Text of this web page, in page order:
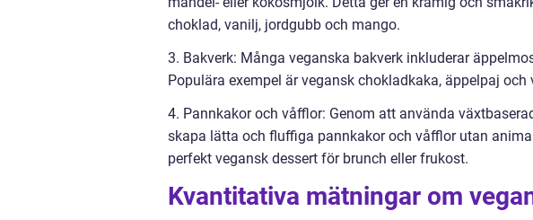
choklad, vanilj, jordgubb och mango.
3. Bakverk: Många veganska bakverk inkluderar
Populära exempel är vegansk chokladkaka, äppelpaj och
4. Pannkakor och våfflor: Genom att använda
skapa lätta och fluffiga pannkakor och våfflor utan
perfekt vegansk dessert för brunch eller frukost.
Kvantitativa mätningar om